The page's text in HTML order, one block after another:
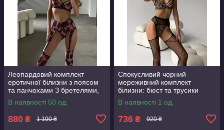
Леопардовий комплект
еротичної білизни з поясом
та панчохами З бретелями,
М'яка чашка, Панчохи,
леопардовий, З поясом,
Китай, S, Принт, З відкритим
доступом
В наявності 50 од.
880 ₴ 1 100 ₴
Спокусливий чорний
мереживний комплект
білизни: бюст та трусики
В наявності 1 од.
736 ₴ 920 ₴